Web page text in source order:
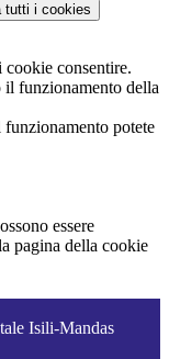
tutti i cookies
cookie consentire.
il funzionamento della
funzionamento potete
essere
pagina della cookie
Isili-Mandas